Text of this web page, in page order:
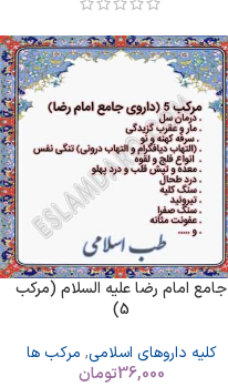
جامع امام رضا علیه السلام (مرکب
5)
کلیه داروهای اسلامی, مرکب ها
36,000تومان